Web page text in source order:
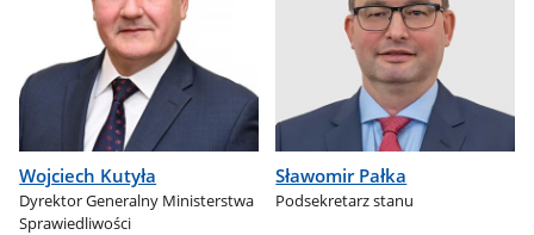
Wojciech Kutyła
Dyrektor Generalny Ministerstwa
Sprawiedliwości
Sławomir Pałka
Podsekretarz stanu